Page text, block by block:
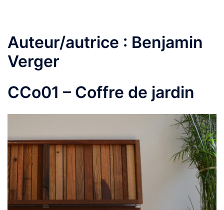
Auteur/autrice : Benjamin
Verger
CCo01 – Coffre de jardin